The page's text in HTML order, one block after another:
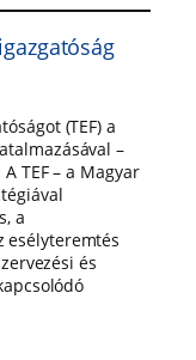
(TEF) a
–
TEF – a Magyar
a
esélyteremtés
és